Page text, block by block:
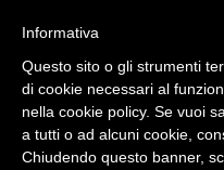
Informativa
Questo sito o gli strumenti
di cookie necessari al
nella cookie policy. Se vuoi
a tutti o ad alcuni cookie,
Chiudendo questo banner,